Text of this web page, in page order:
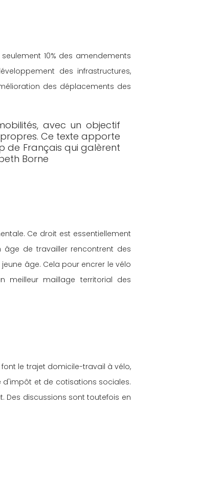
10% des amendements
des infrastructures,
des déplacements des
avec un objectif
Ce texte apporte
de Français qui galèrent
Borne
Ce droit est essentiellement
de travailler rencontrent des
âge. Cela pour encrer le vélo
meilleur maillage territorial des
le trajet domicile-travail à vélo,
d'impôt et de cotisations sociales.
Des discussions sont toutefois en